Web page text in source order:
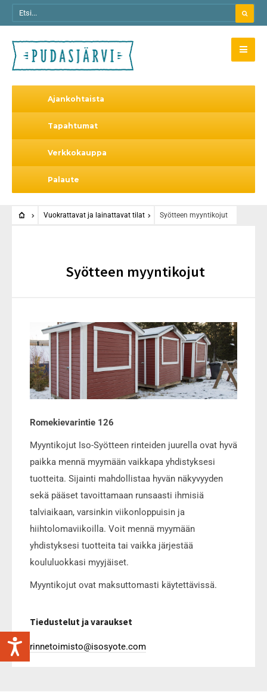
Ajankohtaista
Tapahtumat
Verkkokauppa
Palaute
Vuokrattavat ja lainattavat tilat Syötteen myyntikojut
Syötteen myyntikojut
Romekievarintie 126
Myyntikojut Iso-Syötteen rinteiden juurella ovat hyvä
paikka mennä myymään vaikkapa yhdistyksesi
tuotteita. Sijainti mahdollistaa hyvän näkyvyyden
sekä pääset tavoittamaan runsaasti ihmisiä
talviaikaan, varsinkin viikonloppuisin ja
hiihtolomaviikoilla. Voit mennä myymään
yhdistyksesi tuotteita tai vaikka järjestää
koululuokkasi myyjäiset.
Myyntikojut ovat maksuttomasti käytettävissä.
Tiedustelut ja varaukset
rinnetoimisto@isosyote.com